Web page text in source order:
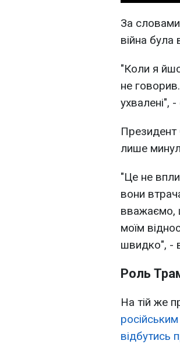
За
війна була
"Коли я
не
ухвалені",
Президент
лише
"Це не
вони
вважаємо,
моїм
швидко", -
Роль
На тій же
відбутись